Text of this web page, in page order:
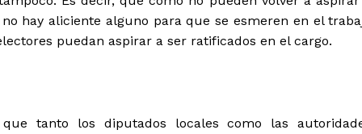
hay aliciente alguno para que se esmeren en el
puedan aspirar a ser ratificados en el cargo.
tanto los diputados locales como las